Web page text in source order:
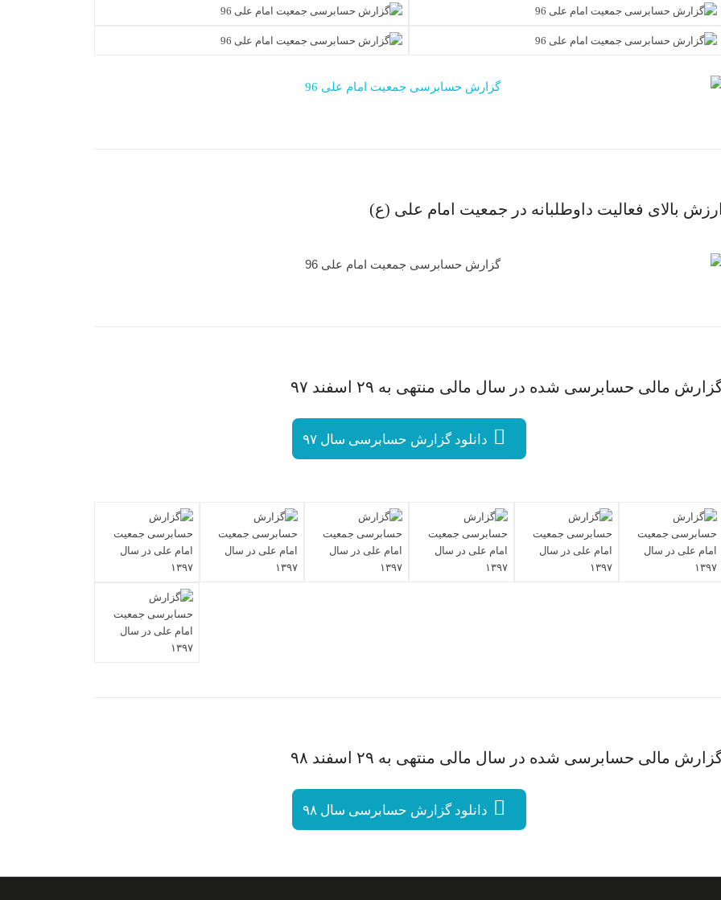
بالای فعالیت داوطلبانه در جمعیت امام علی (ع)
مالی حسابرسی شده در سال مالی منتهی به ۲۹ اسفند ۹۷
دانلود گزارش حسابرسی سال ۹۷
مالی حسابرسی شده در سال مالی منتهی به ۲۹ اسفند ۹۸
دانلود گزارش حسابرسی سال ۹۸